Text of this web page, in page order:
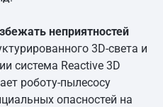
неприятностей
3D-света и
система Reactive 3D
роботу-пылесосу
опасностей на